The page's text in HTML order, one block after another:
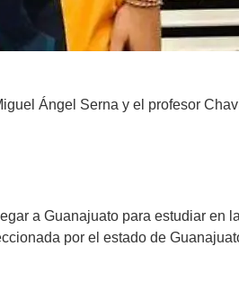
Ángel Serna y el profesor
a Guanajuato para estudiar en
por el estado de